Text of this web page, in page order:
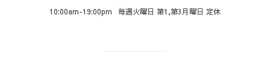
10:00am-19:00pm 毎週火曜日 第1,第3月曜日 定休